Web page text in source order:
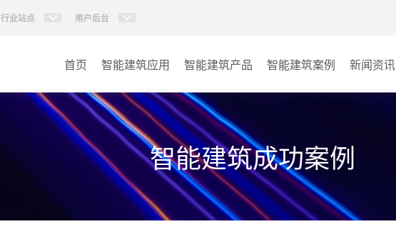
行业站点 用户后台
首页 智能建筑应用 智能建筑产品
智能建筑系列
智能建筑案例
政府单位
学校
其它
新闻资讯
智能建筑成功案例